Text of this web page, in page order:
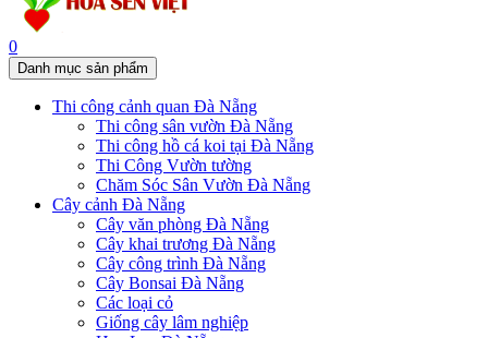
0
Danh mục sản phẩm
Thi công cảnh quan Đà Nẵng
Thi công sân vườn Đà Nẵng
Thi công hồ cá koi tại Đà Nẵng
Thi Công Vườn tường
Chăm Sóc Sân Vườn Đà Nẵng
Cây cảnh Đà Nẵng
Cây văn phòng Đà Nẵng
Cây khai trương Đà Nẵng
Cây công trình Đà Nẵng
Cây Bonsai Đà Nẵng
Các loại cỏ
Giống cây lâm nghiệp